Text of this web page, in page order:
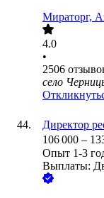
Мираторг,
4.0
•
2506
село
Директор
106 000 –
Опыт 1-3
Выплаты: